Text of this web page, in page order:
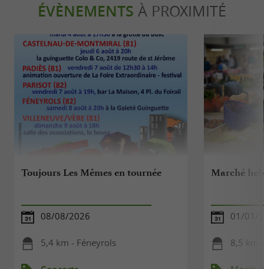
ÉVÈNEMENTS À PROXIMITÉ
Toujours Les Mêmes en tournée
08/08/2026
5,4 km - Féneyrols
Marché
01/01/
8,5 km